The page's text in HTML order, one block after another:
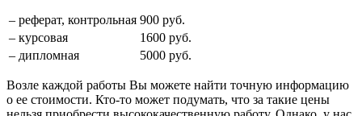
– реферат, контрольная 900 руб.
– курсовая
1600 руб.
– дипломная
5000 руб.
Возле каждой работы Вы можете найти точную информацию
о ее стоимости. Кто-то может подумать, что за такие цены